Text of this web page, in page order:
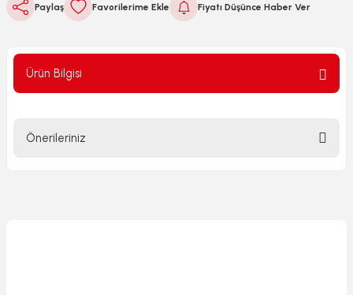
Paylaş Fiyatı Düşünce Haber Ver
Ürün Bilgisi
Önerileriniz